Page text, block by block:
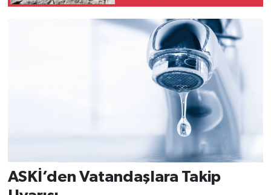
ASKİ’den Vatandaşlara Takip